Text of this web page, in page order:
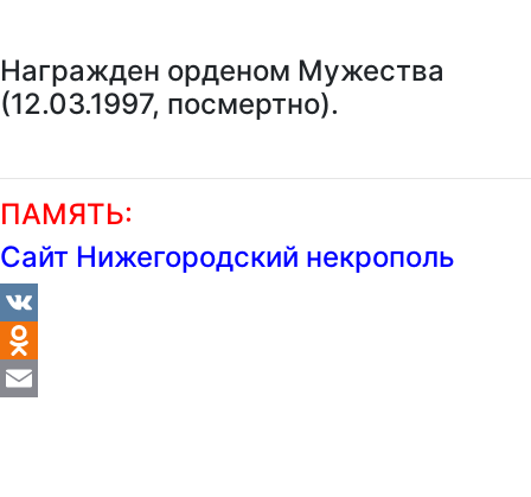
Награжден орденом Мужества
(12.03.1997, посмертно).
ПАМЯТЬ:
Сайт Нижегородский некрополь
VK
Odnoklassniki